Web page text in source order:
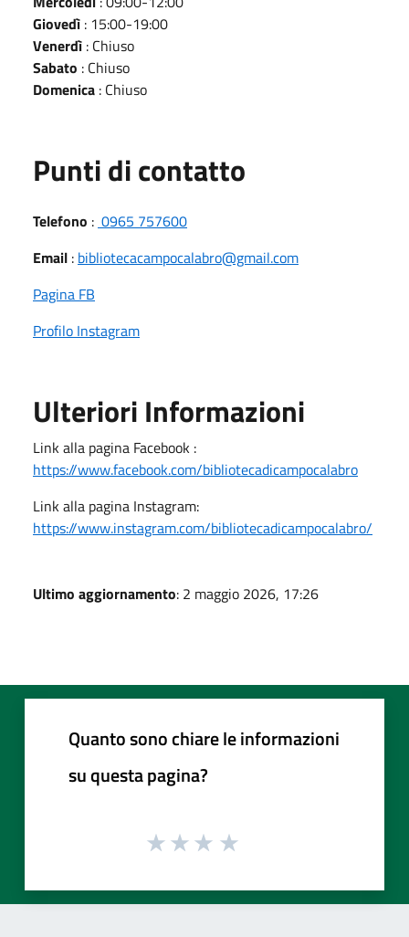
Giovedì : 15:00-19:00
Venerdì : Chiuso
Sabato : Chiuso
Domenica : Chiuso
Punti di contatto
Telefono : 0965 757600
Email : bibliotecacampocalabro@gmail.com
Pagina FB
Profilo Instagram
Ulteriori Informazioni
Link alla pagina Facebook :
https://www.facebook.com/bibliotecadicampocalabro
Link alla pagina Instagram:
https://www.instagram.com/bibliotecadicampocalabro/
Ultimo aggiornamento: 2 maggio 2026, 17:26
Quanto sono chiare le informazioni
su questa pagina?